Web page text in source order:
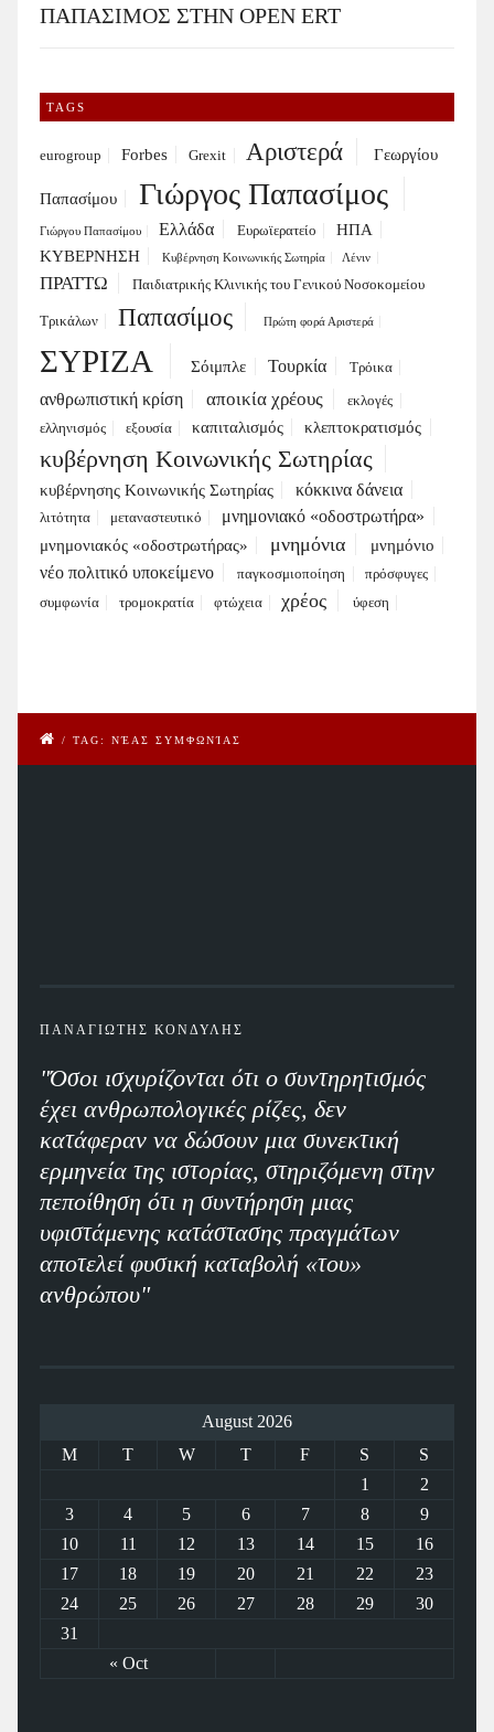
ΠΑΠΑΣΙΜΟΣ ΣΤΗΝ OPEN ERT
TAGS
eurogroup Forbes Grexit Αριστερά Γεωργίου
Παπασίμου Γιώργος Παπασίμος
Γιώργου Παπασίμου Ελλάδα Ευρωϊερατείο
ΗΠΑ
ΚΥΒΕΡΝΗΣΗ
Κυβέρνηση Κοινωνικής Σωτηρία Λένιν
ΠΡΑΤΤΩ Παιδιατρικής Κλινικής του Γενικού Νοσοκομείου
Τρικάλων Παπασίμος Πρώτη φορά Αριστερά
ΣΥΡΙΖΑ Σόιμπλε Τουρκία Τρόικα
ανθρωπιστική κρίση αποικία χρέους
εκλογές
ελληνισμός
εξουσία καπιταλισμός κλεπτοκρατισμός
κυβέρνηση Κοινωνικής Σωτηρίας
κυβέρνησης Κοινωνικής Σωτηρίας κόκκινα δάνεια
λιτότητα μεταναστευτικό μνημονιακό «οδοστρωτήρα»
μνημονιακός «οδοστρωτήρας» μνημόνια μνημόνιο
νέο πολιτικό υποκείμενο παγκοσμιοποίηση
πρόσφυγες
συμφωνία
τρομοκρατία φτώχεια χρέος ύφεση
/ TAG: ΝΈΑΣ ΣΥΜΦΩΝΊΑΣ
ΠΑΝΑΓΙΩΤΗΣ ΚΟΝΔΥΛΗΣ
"Όσοι ισχυρίζονται ότι ο συντηρητισμός
έχει ανθρωπολογικές ρίζες, δεν
κατάφεραν να δώσουν μια συνεκτική
ερμηνεία της ιστορίας, στηριζόμενη στην
πεποίθηση ότι η συντήρηση μιας
υφιστάμενης κατάστασης πραγμάτων
αποτελεί φυσική καταβολή «του»
ανθρώπου"
August 2026
M
T W T F S S
« Oct
1
2
3
4 5 6 7 8
9
10
11 12 13 14 15
16
17
18 19 20 21 22
23
24
25 26 27 28 29
30
31